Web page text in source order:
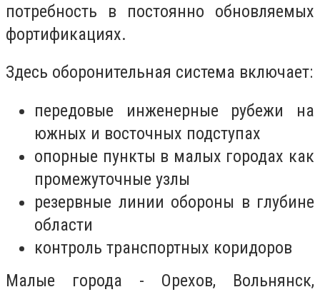
потребность в постоянно обновляемых
фортификациях.
Здесь оборонительная система включает:
передовые инженерные рубежи на
южных и восточных подступах
опорные пункты в малых городах как
промежуточные узлы
резервные линии обороны в глубине
области
контроль транспортных коридоров
Малые города - Орехов, Вольнянск,